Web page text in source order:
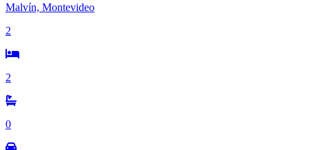
Malvín, Montevideo
2
2
0